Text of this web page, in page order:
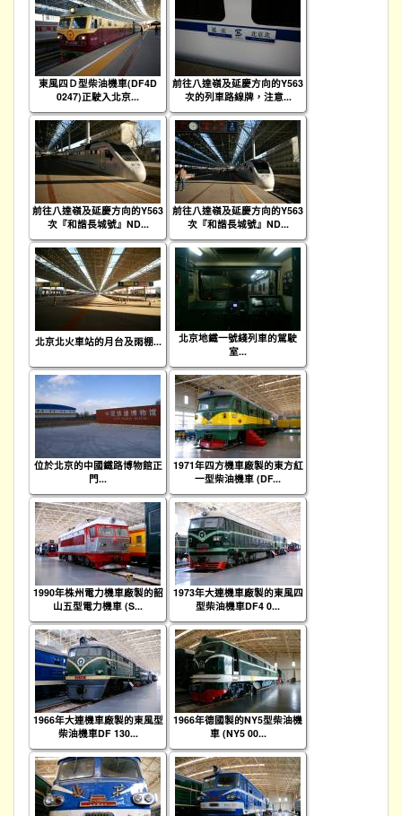
東風四Ｄ型柴油機車(DF4D
0247)正駛入北京...
前往八達嶺及延慶方向的Y563
次的列車路線牌，注意...
前往八達嶺及延慶方向的Y563
次『和諧長城號』ND...
前往八達嶺及延慶方向的Y563
次『和諧長城號』ND...
北京北火車站的月台及雨棚...
北京地鐵一號綫列車的駕駛
室...
位於北京的中國鐵路博物館正
門...
1971年四方機車廠製的東方紅
一型柴油機車 (DF...
1990年株州電力機車廠製的韶
山五型電力機車 (S...
1973年大連機車廠製的東風四
型柴油機車DF4 0...
1966年大連機車廠製的東風型
柴油機車DF 130...
1966年德國製的NY5型柴油機
車 (NY5 00...